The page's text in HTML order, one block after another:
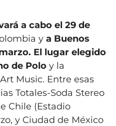
a cabo el 29 de
y a Buenos
El lugar elegido
de Poloy la
Music. Entre esas
Totales-Soda Stereo
Chile (Estadio
y Ciudad de México